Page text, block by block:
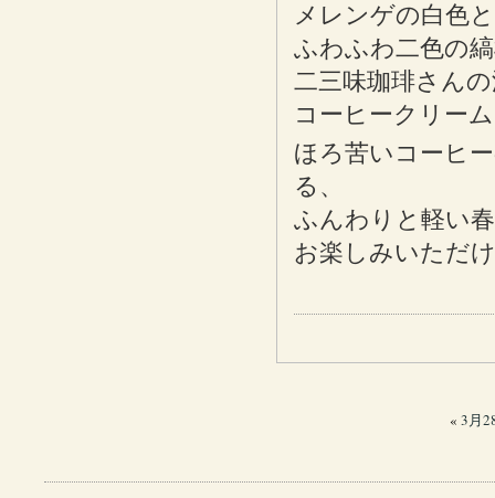
メレンゲの白色
ふわふわ二色の
二三味珈琲さん
コーヒークリー
ほろ苦いコーヒ
る、
ふんわりと軽い
お楽しみいただ
« 3月